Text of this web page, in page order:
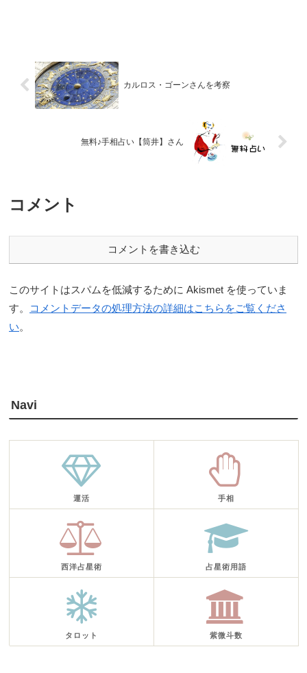
カルロス・ゴーンさんを考察
無料♪手相占い【筒井】さん
コメント
コメントを書き込む
このサイトはスパムを低減するために Akismet を使っていま
す。
コメントデータの処理方法の詳細はこちらをご覧くださ
い。
Navi
運活 手相
西洋占星術 占星術用語
タロット 紫微斗数